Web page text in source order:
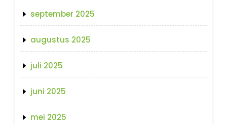
september 2025
augustus 2025
juli 2025
juni 2025
mei 2025